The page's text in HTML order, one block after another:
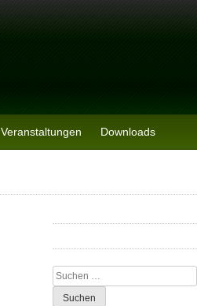
Veranstaltungen Downloads
Suchen
nach: